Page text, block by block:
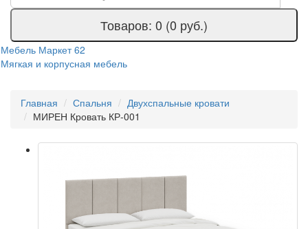
Товаров: 0 (0 руб.)
Мебель Маркет 62
Мягкая и корпусная мебель
Главная Спальня
Двухспальные кровати
МИРЕН Кровать КР-001